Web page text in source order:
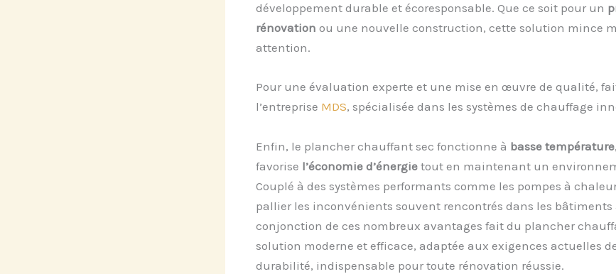
développement durable et écoresponsable. Que ce soit pour un
rénovation ou une nouvelle construction, cette solution mince
attention.
Pour une évaluation experte et une mise en œuvre de qualité,
l’entreprise MDS, spécialisée dans les systèmes de chauffage
Enfin, le plancher chauffant sec fonctionne à basse température
favorise l’économie d’énergietout en maintenant un
Couplé à des systèmes performants comme les pompes à
pallier les inconvénients souvent rencontrés dans les bâtiments
conjonction de ces nombreux avantages fait du plancher
solution moderne et efficace, adaptée aux exigences actuelles
durabilité, indispensable pour toute rénovation réussie.